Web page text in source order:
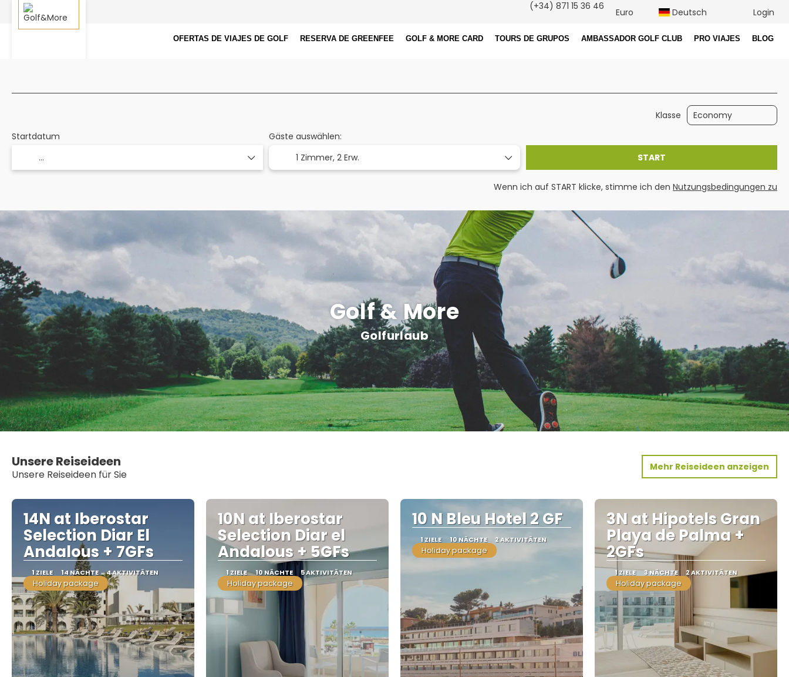
OFERTAS DE VIAJES DE GOLF RESERVA DE GREENFEE GOLF & MORE CARD TOURS DE GRUPOS AMBASSADOR GOLF CLUB PRO VIAJES BLOG
(+34) 871 15 36 46
Euro Deutsch Login
Golf & More
Golfurlaub
Klasse
Startdatum
Gäste auswählen:
1 Zimmer, 2 Erw. START
Wenn ich auf START klicke, stimme ich den Nutzungsbedingungen zu
Unsere Reiseideen
Unsere Reiseideen für Sie
Mehr Reiseideen anzeigen
14N at Iberostar
Selection Diar El
Andalous + 7GFs
1 ZIELE 14 NÄCHTE 4 AKTIVITÄTEN
Holiday package
10N at Iberostar
Selection Diar el
Andalous + 5GFs
1 ZIELE 10 NÄCHTE 5 AKTIVITÄTEN
Holiday package
10 N Bleu Hotel 2 GF
1 ZIELE 10 NÄCHTE 2 AKTIVITÄTEN
Holiday package
3N at Hipotels Gran
Playa de Palma +
2GFs
1 ZIELE 3 NÄCHTE 2 AKTIVITÄTEN
Holiday package